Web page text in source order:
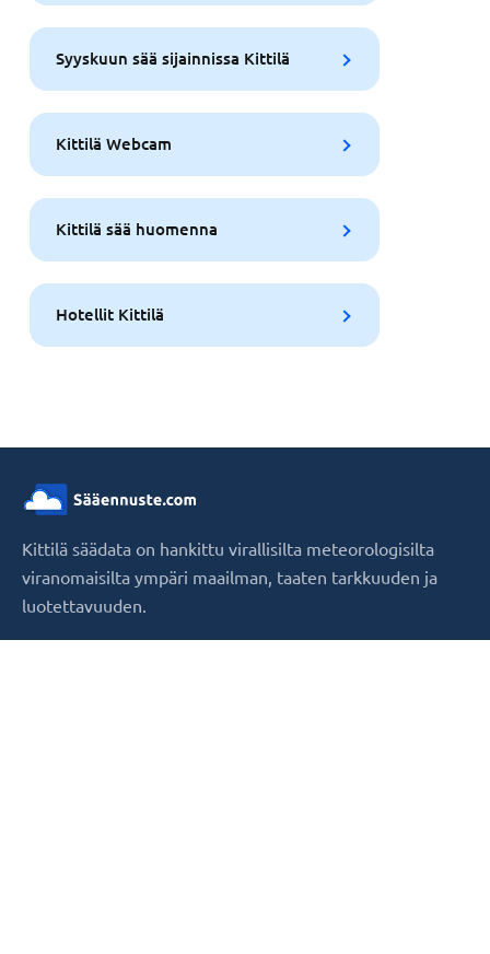
Syyskuun sää sijainnissa Kittilä
Kittilä Webcam
Kittilä sää huomenna
Hotellit Kittilä
Kittilä säädata on hankittu virallisilta meteorologisilta
viranomaisilta ympäri maailman, taaten tarkkuuden ja
luotettavuuden.